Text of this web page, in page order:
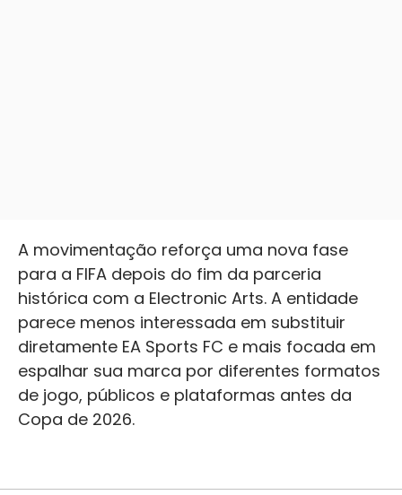
A movimentação reforça uma nova fase
para a FIFA depois do fim da parceria
histórica com a Electronic Arts. A entidade
parece menos interessada em substituir
diretamente EA Sports FC e mais focada em
espalhar sua marca por diferentes formatos
de jogo, públicos e plataformas antes da
Copa de 2026.